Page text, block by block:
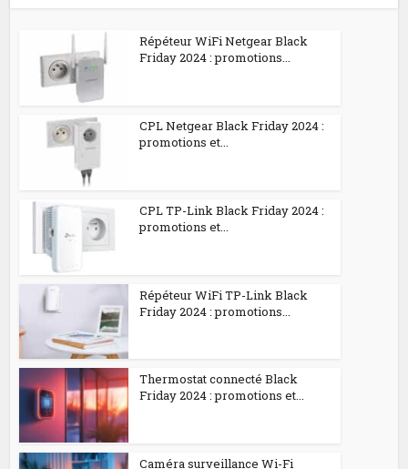
Répéteur WiFi Netgear Black
Friday 2024 : promotions...
CPL Netgear Black Friday 2024 :
promotions et...
CPL TP-Link Black Friday 2024 :
promotions et...
Répéteur WiFi TP-Link Black
Friday 2024 : promotions...
Thermostat connecté Black
Friday 2024 : promotions et...
Caméra surveillance Wi-Fi